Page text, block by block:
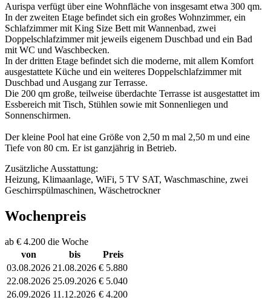
Aurispa verfügt über eine Wohnfläche von insgesamt etwa 300 qm.
In der zweiten Etage befindet sich ein großes Wohnzimmer, ein
Schlafzimmer mit King Size Bett mit Wannenbad, zwei
Doppelschlafzimmer mit jeweils eigenem Duschbad und ein Bad
mit WC und Waschbecken.
In der dritten Etage befindet sich die moderne, mit allem Komfort
ausgestattete Küche und ein weiteres Doppelschlafzimmer mit
Duschbad und Ausgang zur Terrasse.
Die 200 qm große, teilweise überdachte Terrasse ist ausgestattet im
Essbereich mit Tisch, Stühlen sowie mit Sonnenliegen und
Sonnenschirmen.
Der kleine Pool hat eine Größe von 2,50 m mal 2,50 m und eine
Tiefe von 80 cm. Er ist ganzjährig in Betrieb.
Zusätzliche Ausstattung:
Heizung, Klimaanlage, WiFi, 5 TV SAT, Waschmaschine, zwei
Geschirrspülmaschinen, Wäschetrockner
Wochenpreis
ab € 4.200 die Woche
von
bis
Preis
03.08.2026 21.08.2026 € 5.880
22.08.2026 25.09.2026 € 5.040
26.09.2026 11.12.2026 € 4.200